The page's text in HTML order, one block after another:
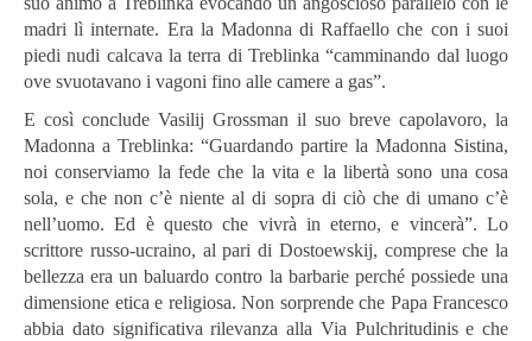
madri lì internate. Era la Madonna di Raffaello che con i suoi
piedi nudi calcava la terra di Treblinka “camminando dal luogo
ove svuotavano i vagoni fino alle camere a gas”.
E così conclude Vasilij Grossman il suo breve capolavoro, la
Madonna a Treblinka: “Guardando partire la Madonna Sistina,
noi conserviamo la fede che la vita e la libertà sono una cosa
sola, e che non c’è niente al di sopra di ciò che di umano c’è
nell’uomo. Ed è questo che vivrà in eterno, e vincerà”. Lo
scrittore russo-ucraino, al pari di Dostoewskij, comprese che la
bellezza era un baluardo contro la barbarie perché possiede una
dimensione etica e religiosa. Non sorprende che Papa Francesco
abbia dato significativa rilevanza alla Via Pulchritudinis e che